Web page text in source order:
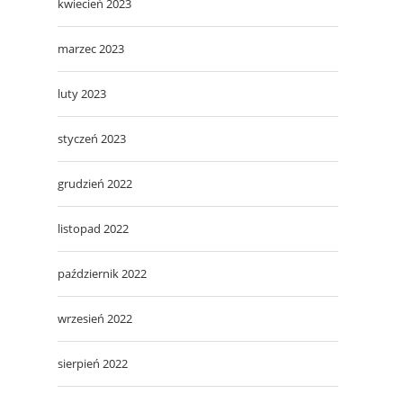
kwiecień 2023
marzec 2023
luty 2023
styczeń 2023
grudzień 2022
listopad 2022
październik 2022
wrzesień 2022
sierpień 2022